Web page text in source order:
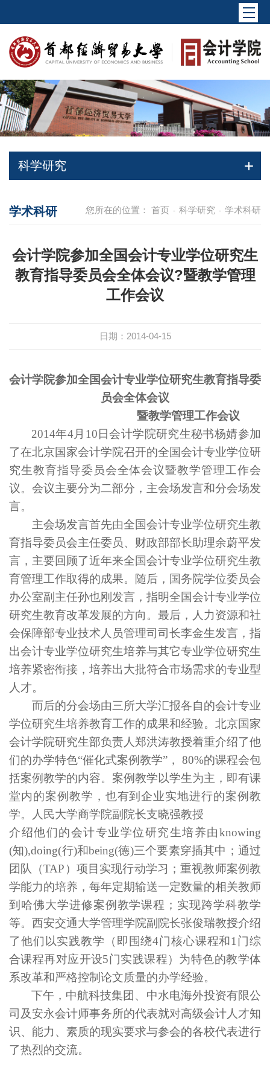
科学研究
您所在的位置： 首页 - 科学研究 - 学术科研
学术科研
会计学院参加全国会计专业学位研究生
教育指导委员会全体会议?暨教学管理
工作会议
日期：2014-04-15
会计学院参加全国会计专业学位研究生教育指导委
员会全体会议
暨教学管理工作会议
2014年4月 10日会计学院研究生秘书杨婧参加
了在北京国家会计学院召开的全国会计专业学位研
究生教育指导委员会全体会议暨教学管理工作会
议。会议主要分为二部分，主会场发言和分会场发
言。
主会场发言首先由全国会计专业学位研究生教
育指导委员会主任委员、财政部部长助理余蔚平发
言， 主要回顾了近年来全国会计专业学位研究生教
育管理工作取得的成果。 随后，国务院学位委员会
办公室副主任孙也刚发言，指明全国会计专业学位
研究生教育改革发展的方向。最后，人力资源和社
会保障部专业技术人员管理司司长李金生发言，指
出会计专业学位研究生培养与其它专业学位研究生
培养紧密衔接， 培养出大批符合市场需求的专业型
人才。
而后的分会场由三所大学汇报各自的会计专业
学位研究生培养教育工作的成果和经验。北京国家
会计学院研究生部负责人郑洪涛教授着重介绍了他
们的办学特色“催化式案例教学” ， 80%的课程会包
括案例教学的内容。案例教学以学生为主，即有课
堂内的案例教学，也有到企业实地进行的案例教
学。人民大学商学院副院长支晓强教授
介绍他们的会计专业学位研究生培养由knowing
(知),doing(行)和being(德)三个要素穿插其中 ；通过
团队（TAP ）项目实现行动学习；重视教师案例教
学能力的培养，每年定期输送一定数量的相关教师
到哈佛大学进修案例教学课程；实现跨学科教学
等。 西安交通大学管理学院副院长张俊瑞教授介绍
了他们以实践教学（即围绕4门核心课程和1 门综
合课程再对应开设5门实践课程） 为特色的教学体
系改革和严格控制 论文质量的办学经验。
下午，中航科技集团、中水电海外投资有限公
司及安永会计师事务所的代表就对高级会计人才知
识、能力、素质的现实要求与参会的各校代表进行
了热烈的交流。